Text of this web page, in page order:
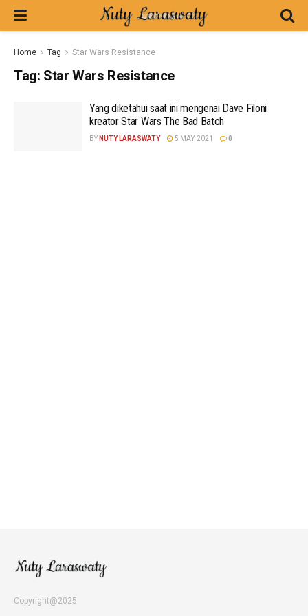
Home Tag Star Wars Resistance
Tag: Star Wars Resistance
Yang diketahui saat ini mengenai Dave Filoni
kreator Star Wars The Bad Batch
BY NUTY LARASWATY 5 MAY, 2021 0
Copyright@2025